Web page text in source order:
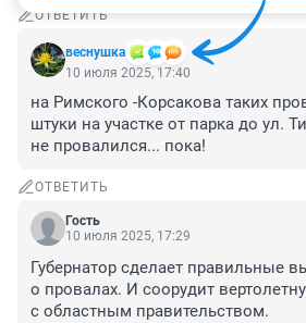
ОТВЕТИТЬ
веснушка
10 июля 2025, 17:40
на Римского -Корсакова таких
штуки на участке от парка до ул.
не провалился... пока!
ОТВЕТИТЬ
Гость
10 июля 2025, 17:29
Губернатор сделает правильные
о провалах. И соорудит
с областным правительством.